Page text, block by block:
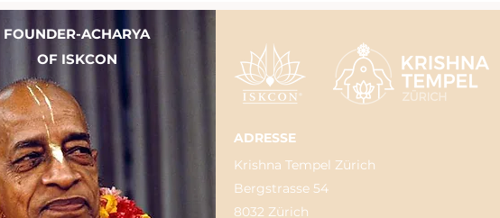
FOUNDER-ACHARYA
OF ISKCON
ADRESSE
Krishna Tempel Zürich
Bergstrasse 54
8032 Zürich